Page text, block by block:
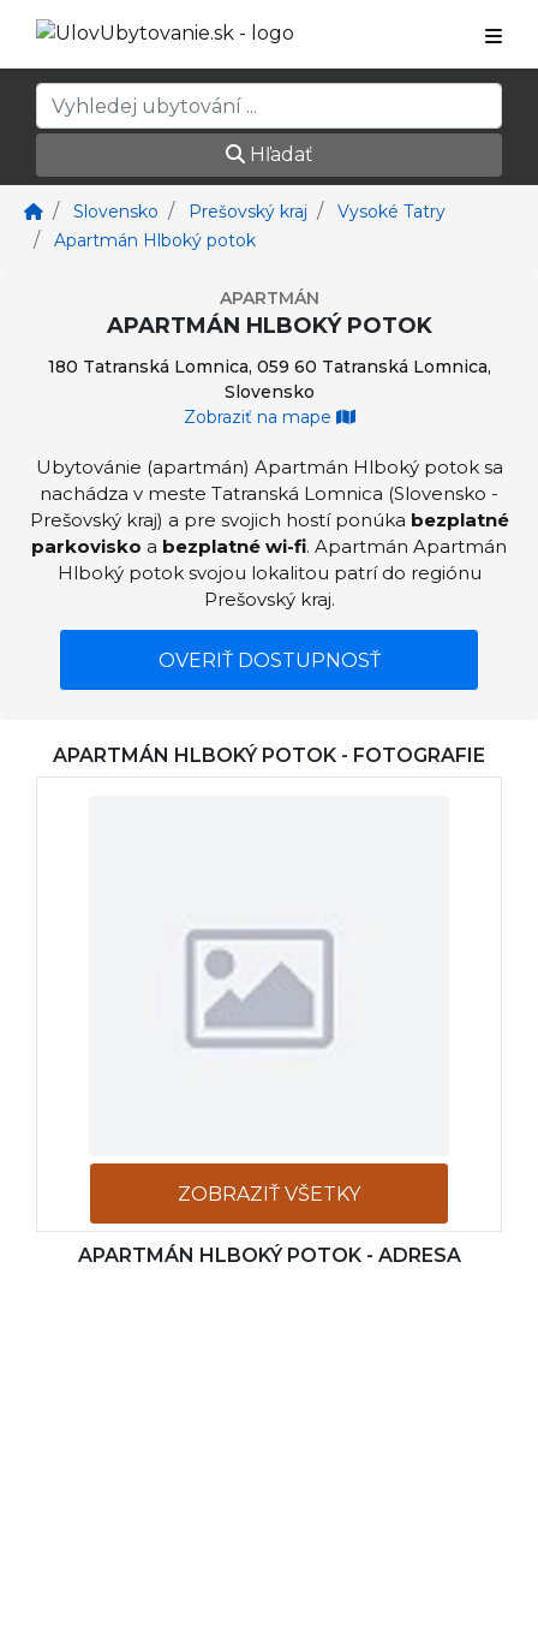
Hľadať
Slovensko Prešovský kraj
Vysoké Tatry
Apartmán Hlboký potok
APARTMÁN
APARTMÁN HLBOKÝ POTOK
180 Tatranská Lomnica, 059 60 Tatranská Lomnica,
Slovensko
Zobraziť na mape
Ubytovánie (apartmán) Apartmán Hlboký potok sa
nachádza v meste Tatranská Lomnica (Slovensko -
Prešovský kraj) a pre svojich hostí ponúka bezplatné
parkovisko a bezplatné wi-fi. Apartmán Apartmán
Hlboký potok svojou lokalitou patrí do regiónu
Prešovský kraj.
OVERIŤ DOSTUPNOSŤ
APARTMÁN HLBOKÝ POTOK - FOTOGRAFIE
ZOBRAZIŤ VŠETKY
FOTOGRAFIE
APARTMÁN HLBOKÝ POTOK - ADRESA